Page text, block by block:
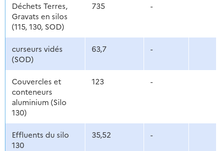
Déchets Terres,
Gravats en silos
(115, 130, SOD)
735 -
curseurs vidés
(SOD)
63,7 -
Couvercles et
conteneurs
aluminium (Silo
130)
123 -
Effluents du silo
130
35,52 -